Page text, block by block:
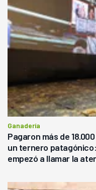
Ganadería
Pagaron más de
un ternero
empezó a llamar la